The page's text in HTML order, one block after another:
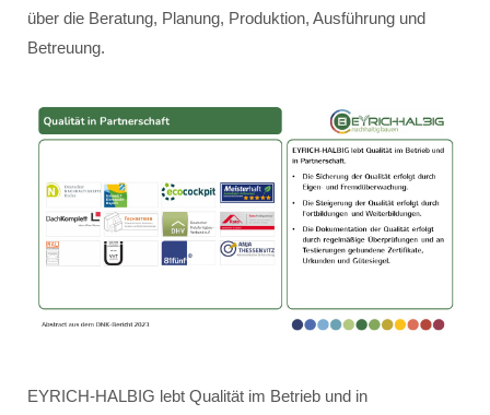
über die Beratung, Planung, Produktion, Ausführung und
Betreuung.
EYRICH-HALBIG lebt Qualität im Betrieb und in